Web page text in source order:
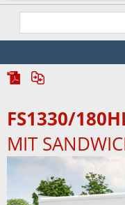
FS1330/
MIT